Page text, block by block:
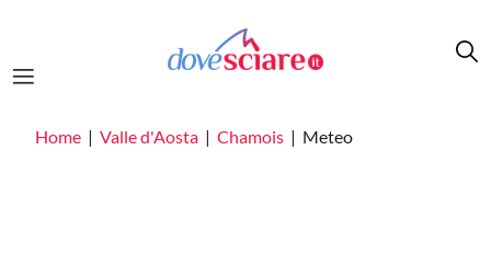
Home Valle d'Aosta Chamois Meteo